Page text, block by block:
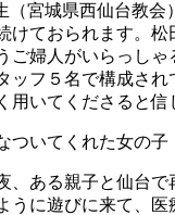
（宮城県西仙台教
けておられます。
ご婦人がいらっし
ッフ５名で構成さ
用いてくださると信
ついてくれた女の子
、ある親子と仙台
うに遊びに来て、